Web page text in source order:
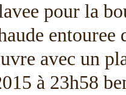
pour la
entouree
avec un
à 23h58